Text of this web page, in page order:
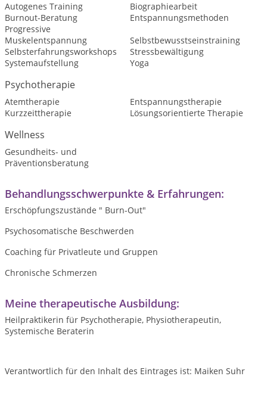
Autogenes Training
Biographiearbeit
Burnout-Beratung
Entspannungsmethoden
Progressive
Muskelentspannung
Selbstbewusstseinstraining
Selbsterfahrungsworkshops
Stressbewältigung
Systemaufstellung
Yoga
Psychotherapie
Atemtherapie
Entspannungstherapie
Kurzzeittherapie
Lösungsorientierte Therapie
Wellness
Gesundheits- und
Präventionsberatung
Behandlungsschwerpunkte & Erfahrungen:
Erschöpfungszustände " Burn-Out"
Psychosomatische Beschwerden
Coaching für Privatleute und Gruppen
Chronische Schmerzen
Meine therapeutische Ausbildung:
Heilpraktikerin für Psychotherapie, Physiotherapeutin,
Systemische Beraterin
Verantwortlich für den Inhalt des Eintrages ist: Maiken Suhr